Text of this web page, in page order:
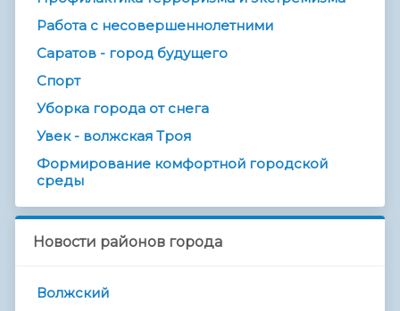
Работа с несовершеннолетними
Саратов - город будущего
Спорт
Уборка города от снега
Увек - волжская Троя
Формирование комфортной городской
среды
Новости районов города
Волжский